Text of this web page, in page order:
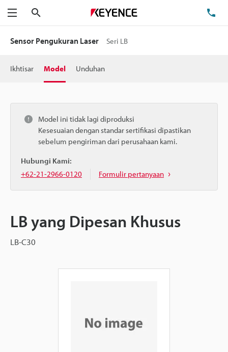
Menu
Sensor Pengukuran Laser Seri LB
Ikhtisar Model Unduhan
Model ini tidak lagi diproduksi
Kesesuaian dengan standar sertifikasi dipastikan
sebelum pengiriman dari perusahaan kami.
Hubungi Kami:
+62-21-2966-0120
Formulir pertanyaan
LB yang Dipesan Khusus
LB-C30